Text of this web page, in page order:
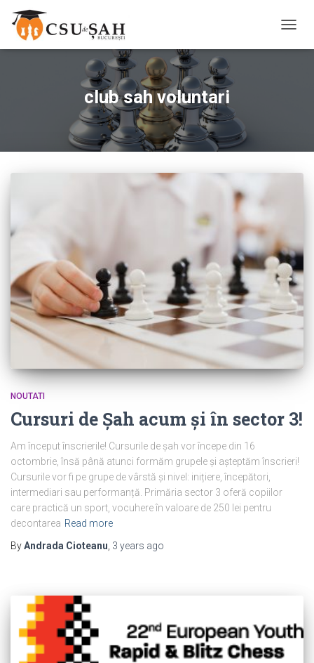
club sah voluntari
NOUTATI
Cursuri de Șah acum și în sector 3!
Am început înscrierile! Cursurile de șah vor începe din 16
octombrie, însă până atunci formăm grupele și așteptăm înscrieri!
Cursurile vor fi pe grupe de vârstă și nivel: inițiere, începători,
intermediari sau performanță. Primăria sector 3 oferă copiilor
care practică un sport, vocuhere în valoare de 250 lei pentru
decontarea Read more
ByAndrada Cioteanu 3 years ago